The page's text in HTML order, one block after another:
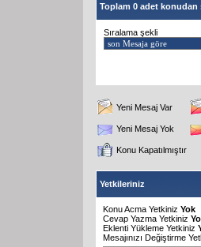
Toplam 0 adet
Sıralama şekli
Yeni Mesaj Var
Yeni Mesaj Yok
Konu Kapatılmıştır
Yetkileriniz
Konu Acma Yetkiniz Yok
Cevap Yazma Yetkiniz
Eklenti Yükleme Yetkiniz
Mesajınızı Değiştirme